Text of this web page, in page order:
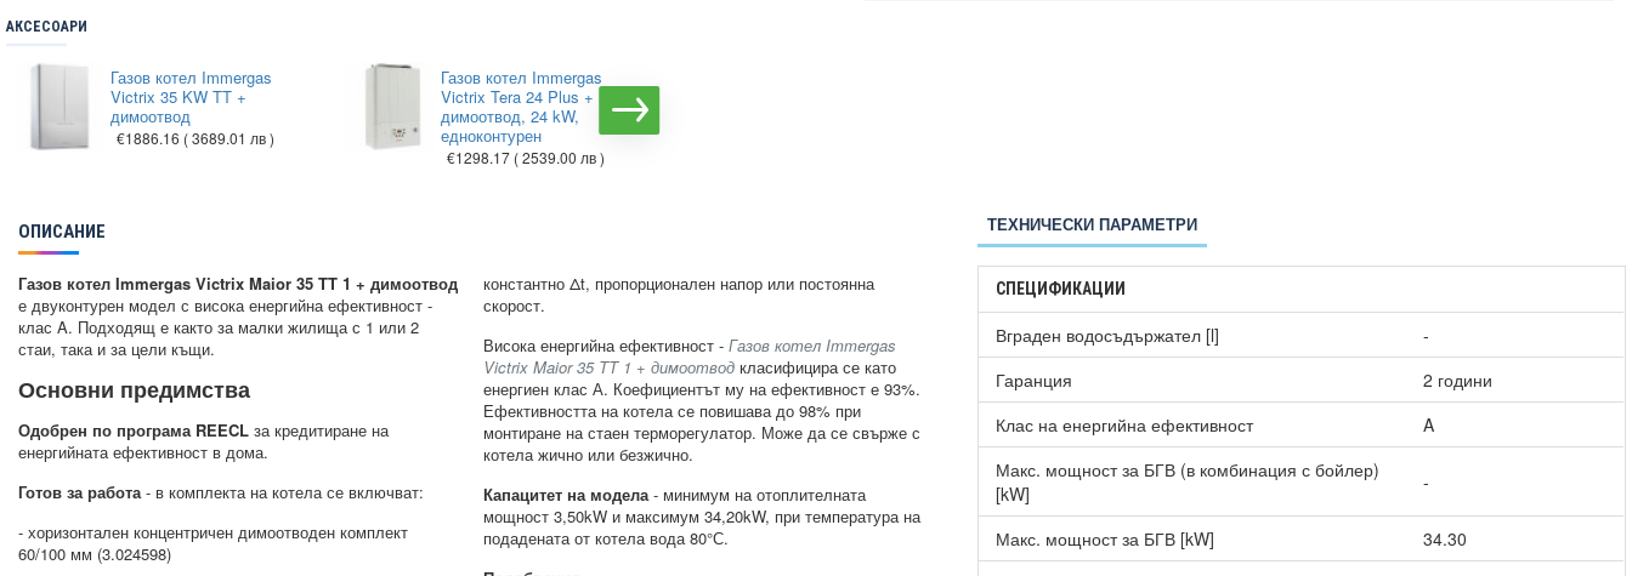
АКСЕСОАРИ
Газов котел Immergas
Victrix 35 KW TT +
димоотвод
€1886.16 ( 3689.01 лв )
Газов котел Immergas
Victrix Tera 24 Plus +
димоотвод, 24 kW,
едноконтурен
€1298.17 ( 2539.00 лв )
ОПИСАНИЕ
Газов котел Immergas Victrix Maior 35 TT 1 + димоотвод
е двуконтурен модел с висока енергийна ефективност -
клас A. Подходящ е както за малки жилища с 1 или 2
стаи, така и за цели къщи.
Основни предимства
Одобрен по програма REECL за кредитиране на
енергийната ефективност в дома.
Готов за работа- в комплекта на котела се включват:
- хоризонтален концентричен димоотводен комплект
60/100 мм (3.024598)
константно Δt, пропорционален напор или постоянна
скорост.
Висока енергийна ефективност - Газов котел Immergas
Victrix Maior 35 TT 1 + димоотводкласифицира се като
енергиен клас А. Коефициентът му на ефективност е 93%.
Ефективността на котела се повишава до 98% при
монтиране на стаен терморегулатор. Може да се свърже с
котела жично или безжично.
Капацитет на модела- минимум на отоплителната
мощност 3,50kW и максимум 34,20kW, при температура на
подадената от котела вода 80°С.
ТЕХНИЧЕСКИ ПАРАМЕТРИ
СПЕЦИФИКАЦИИ
Вграден водосъдържател [l]
-
Гаранция
2 години
Клас на енергийна ефективност
A
Макс. мощност за БГВ (в комбинация с бойлер)
[kW]
-
Макс. мощност за БГВ [kW]
34.30